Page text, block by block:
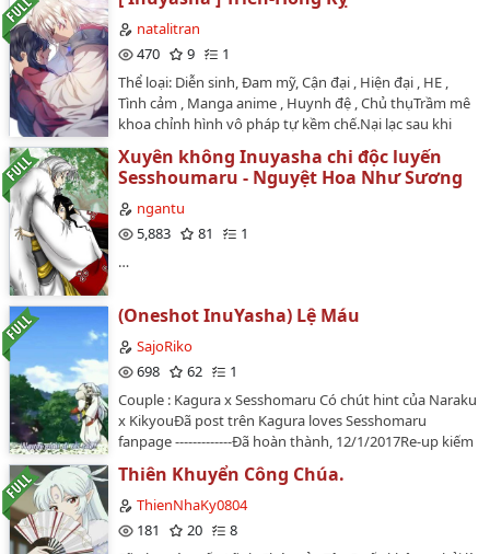
nhiên có một cái lớn mật ý tưởng, đó chính là có thể
dung hợp Inuyasha cùng võng vương thế giới viết một
cái tam phu phu kiếp trước kiếp này, có cái này ý tưởng
ta liền căn bản dừng không được tới ha ha ha, hy vọng
đại gia thích!…
natalitran
470
9
1
Thể loại: Diễn sinh, Đam mỹ, Cận đại , Hiện đại , HE ,
Tình cảm , Manga anime , Huynh đệ , Chủ thụTrầm mê
khoa chỉnh hình vô pháp tự kềm chế.Nại lạc sau khi
đãng nhiều năm, bị mơ ước thiết toái nha yêu quái giết
chết,Trọng sinh sau không mang theo thành kiến, lại
lần nữa cùng Sesshoumaru nhận thức sẽ phát sinh cái
gì đâu.Sơ tâm khuyển quýt, chân ái sát khuyểnTag:
tình cờ gặp gỡ, Thiếu niên mạnTừ khóa tìm kiếm: Vai
cái khác:…
Xuyên không Inuyasha chi độc luyến
Sesshoumaru - Nguyệt Hoa Như Sương
ngantu
5,883
81
1
…
(Oneshot InuYasha) Lệ Máu
SajoRiko
698
62
1
Couple : Kagura x Sesshomaru Có chút hint của Naraku
x KikyouĐã post trên Kagura loves Sesshomaru
fanpage -------------Đã hoàn thành, 12/1/2017Re-up kiếm
đồng râm trên Watt thôi chứ mình vừa lười vừa mải u
mê anh chị ở nơi khác rồi =)))))))…
Thiên Khuyển Công Chúa.
ThienNhaKy0804
181
20
8